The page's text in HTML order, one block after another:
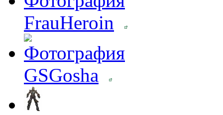
FrauHeroin
GSGosha